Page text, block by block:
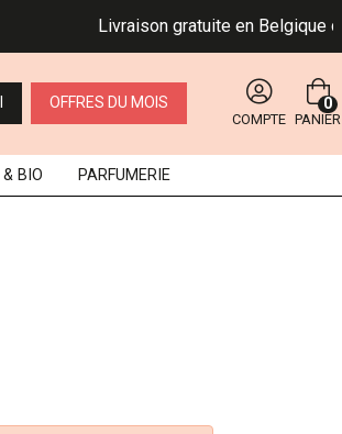
Livraison gratuite en Belgique
OFFRES DU MOIS
COMPTE PANIER
0
& BIO PARFUMERIE